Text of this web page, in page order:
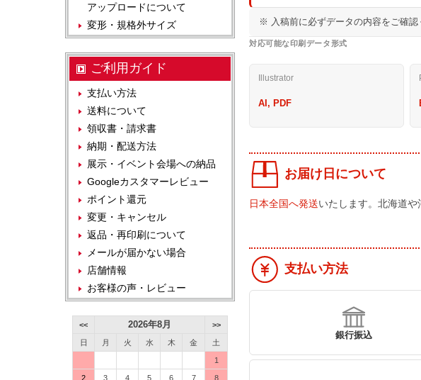
※ 入稿前に必ずデータの内容をご確認
対応可能な印刷データ形式
Illustrator
AI, PDF
お届け日について
日本全国へ発送いたします。北海道や
支払い方法
銀行振込
アップロードについて
変形・規格外サイズ
ご利用ガイド
支払い方法
送料について
領収書・請求書
納期・配送方法
展示・イベント会場への納品
Googleカスタマーレビュー
ポイント還元
変更・キャンセル
返品・再印刷について
メールが届かない場合
店舗情報
お客様の声・レビュー
<< 2026年8月 >>
日 月 火 水 木 金 土
1
2 3 4 5 6 7 8